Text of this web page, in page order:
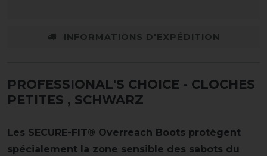
INFORMATIONS D'EXPÉDITION
PROFESSIONAL'S CHOICE - CLOCHES
PETITES , SCHWARZ
Les SECURE-FIT® Overreach Boots protègent
spécialement la zone sensible des sabots du